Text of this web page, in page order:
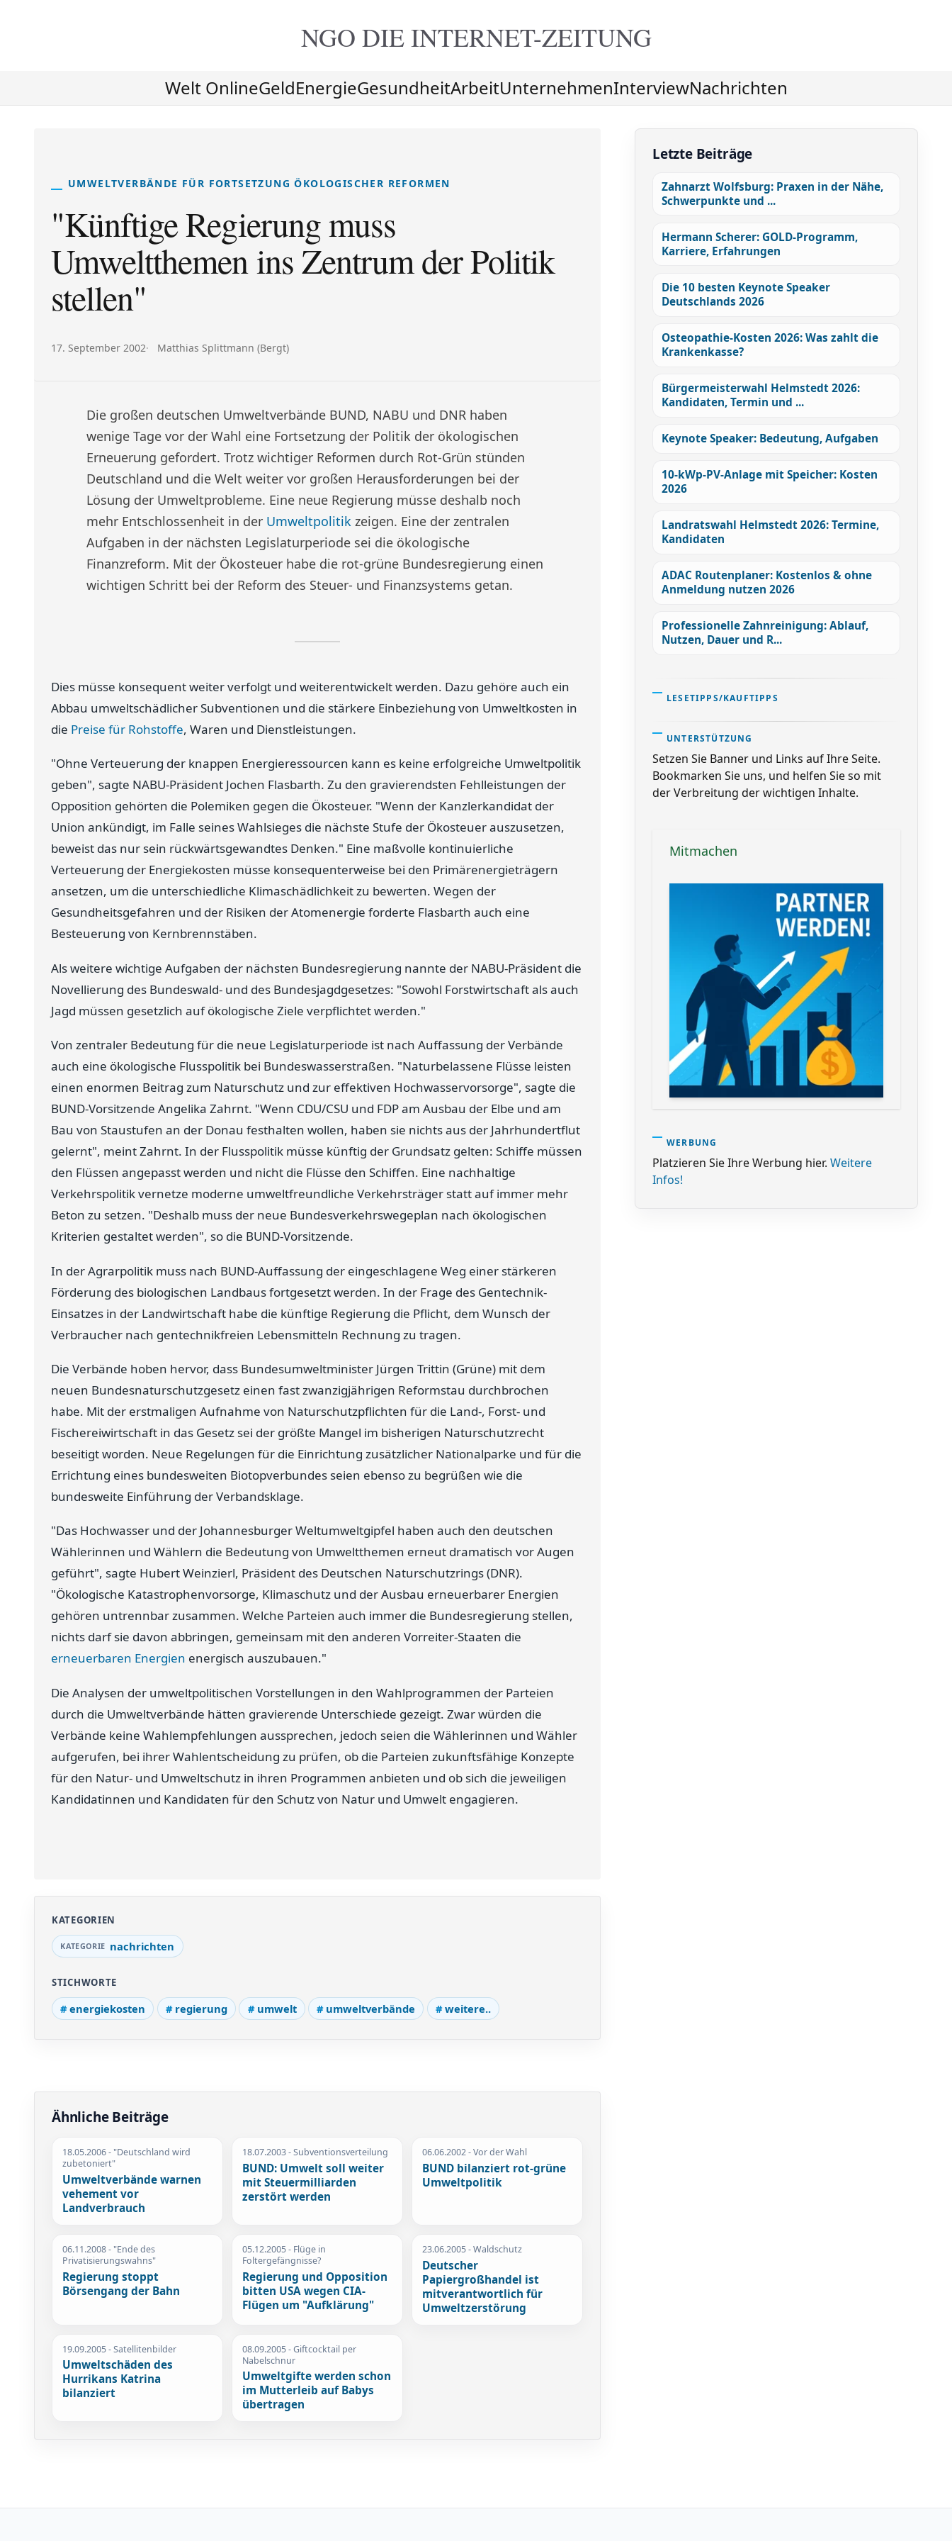
NGO DIEINTERNET-ZEITUNG
Welt OnlineGeldEnergieGesundheitArbeitUnternehmenInterviewNachrichten
UMWELTVERBÄNDE FÜR FORTSETZUNG ÖKOLOGISCHER REFORMEN
"Künftige Regierung muss
Umweltthemen ins Zentrum der Politik
stellen"
Veröffentlicht am:
17. September 2002 Autor:
Matthias Splittmann (Bergt)
Die großen deutschen Umweltverbände BUND, NABU und DNR haben
wenige Tage vor der Wahl eine Fortsetzung der Politik der ökologischen
Erneuerung gefordert. Trotz wichtiger Reformen durch Rot-Grün stünden
Deutschland und die Welt weiter vor großen Herausforderungen bei der
Lösung der Umweltprobleme. Eine neue Regierung müsse deshalb noch
mehr Entschlossenheit in der Umweltpolitik zeigen. Eine der zentralen
Aufgaben in der nächsten Legislaturperiode sei die ökologische
Finanzreform. Mit der Ökosteuer habe die rot-grüne Bundesregierung einen
wichtigen Schritt bei der Reform des Steuer- und Finanzsystems getan.
Dies müsse konsequent weiter verfolgt und weiterentwickelt werden. Dazu gehöre auch ein
Abbau umweltschädlicher Subventionen und die stärkere Einbeziehung von Umweltkosten in
die Preise für Rohstoffe, Waren und Dienstleistungen.
"Ohne Verteuerung der knappen Energieressourcen kann es keine erfolgreiche Umweltpolitik
geben", sagte NABU-Präsident Jochen Flasbarth. Zu den gravierendsten Fehlleistungen der
Opposition gehörten die Polemiken gegen die Ökosteuer. "Wenn der Kanzlerkandidat der
Union ankündigt, im Falle seines Wahlsieges die nächste Stufe der Ökosteuer auszusetzen,
beweist das nur sein rückwärtsgewandtes Denken." Eine maßvolle kontinuierliche
Verteuerung der Energiekosten müsse konsequenterweise bei den Primärenergieträgern
ansetzen, um die unterschiedliche Klimaschädlichkeit zu bewerten. Wegen der
Gesundheitsgefahren und der Risiken der Atomenergie forderte Flasbarth auch eine
Besteuerung von Kernbrennstäben.
Als weitere wichtige Aufgaben der nächsten Bundesregierung nannte der NABU-Präsident die
Novellierung des Bundeswald- und des Bundesjagdgesetzes: "Sowohl Forstwirtschaft als auch
Jagd müssen gesetzlich auf ökologische Ziele verpflichtet werden."
Von zentraler Bedeutung für die neue Legislaturperiode ist nach Auffassung der Verbände
auch eine ökologische Flusspolitik bei Bundeswasserstraßen. "Naturbelassene Flüsse leisten
einen enormen Beitrag zum Naturschutz und zur effektiven Hochwasservorsorge", sagte die
BUND-Vorsitzende Angelika Zahrnt. "Wenn CDU/CSU und FDP am Ausbau der Elbe und am
Bau von Staustufen an der Donau festhalten wollen, haben sie nichts aus der Jahrhundertflut
gelernt", meint Zahrnt. In der Flusspolitik müsse künftig der Grundsatz gelten: Schiffe müssen
den Flüssen angepasst werden und nicht die Flüsse den Schiffen. Eine nachhaltige
Verkehrspolitik vernetze moderne umweltfreundliche Verkehrsträger statt auf immer mehr
Beton zu setzen. "Deshalb muss der neue Bundesverkehrswegeplan nach ökologischen
Kriterien gestaltet werden", so die BUND-Vorsitzende.
In der Agrarpolitik muss nach BUND-Auffassung der eingeschlagene Weg einer stärkeren
Förderung des biologischen Landbaus fortgesetzt werden. In der Frage des Gentechnik-
Einsatzes in der Landwirtschaft habe die künftige Regierung die Pflicht, dem Wunsch der
Verbraucher nach gentechnikfreien Lebensmitteln Rechnung zu tragen.
Die Verbände hoben hervor, dass Bundesumweltminister Jürgen Trittin (Grüne) mit dem
neuen Bundesnaturschutzgesetz einen fast zwanzigjährigen Reformstau durchbrochen
habe. Mit der erstmaligen Aufnahme von Naturschutzpflichten für die Land-, Forst- und
Fischereiwirtschaft in das Gesetz sei der größte Mangel im bisherigen Naturschutzrecht
beseitigt worden. Neue Regelungen für die Einrichtung zusätzlicher Nationalparke und für die
Errichtung eines bundesweiten Biotopverbundes seien ebenso zu begrüßen wie die
bundesweite Einführung der Verbandsklage.
"Das Hochwasser und der Johannesburger Weltumweltgipfel haben auch den deutschen
Wählerinnen und Wählern die Bedeutung von Umweltthemen erneut dramatisch vor Augen
geführt", sagte Hubert Weinzierl, Präsident des Deutschen Naturschutzrings (DNR).
"Ökologische Katastrophenvorsorge, Klimaschutz und der Ausbau erneuerbarer Energien
gehören untrennbar zusammen. Welche Parteien auch immer die Bundesregierung stellen,
nichts darf sie davon abbringen, gemeinsam mit den anderen Vorreiter-Staaten die
erneuerbaren Energien energisch auszubauen."
Die Analysen der umweltpolitischen Vorstellungen in den Wahlprogrammen der Parteien
durch die Umweltverbände hätten gravierende Unterschiede gezeigt. Zwar würden die
Verbände keine Wahlempfehlungen aussprechen, jedoch seien die Wählerinnen und Wähler
aufgerufen, bei ihrer Wahlentscheidung zu prüfen, ob die Parteien zukunftsfähige Konzepte
für den Natur- und Umweltschutz in ihren Programmen anbieten und ob sich die jeweiligen
Kandidatinnen und Kandidaten für den Schutz von Natur und Umwelt engagieren.
KATEGORIEN
nachrichten
STICHWORTE
energiekosten regierung umwelt umweltverbände weitere..
Ähnliche Beiträge
18.05.2006- "Deutschland wird
zubetoniert"
Umweltverbände warnen
vehement vor
Landverbrauch
18.07.2003- Subventionsverteilung
BUND: Umwelt soll weiter
mit Steuermilliarden
zerstört werden
06.06.2002- Vor der Wahl
BUND bilanziert rot-grüne
Umweltpolitik
06.11.2008- "Ende des
Privatisierungswahns"
Regierung stoppt
Börsengang der Bahn
05.12.2005- Flüge in
Foltergefängnisse?
Regierung und Opposition
bitten USA wegen CIA-
Flügen um "Aufklärung"
23.06.2005- Waldschutz
Deutscher
Papiergroßhandel ist
mitverantwortlich für
Umweltzerstörung
19.09.2005- Satellitenbilder
Umweltschäden des
Hurrikans Katrina
bilanziert
08.09.2005- Giftcocktail per
Nabelschnur
Umweltgifte werden schon
im Mutterleib auf Babys
übertragen
Letzte Beiträge
Zahnarzt Wolfsburg: Praxen in der Nähe,
Schwerpunkte und ...
Hermann Scherer: GOLD-Programm,
Karriere, Erfahrungen
Die 10 besten Keynote Speaker
Deutschlands 2026
Osteopathie-Kosten 2026: Was zahlt die
Krankenkasse?
Bürgermeisterwahl Helmstedt 2026:
Kandidaten, Termin und ...
Keynote Speaker: Bedeutung, Aufgaben
10-kWp-PV-Anlage mit Speicher: Kosten
2026
Landratswahl Helmstedt 2026: Termine,
Kandidaten
ADAC Routenplaner: Kostenlos & ohne
Anmeldung nutzen 2026
Professionelle Zahnreinigung: Ablauf,
Nutzen, Dauer und R...
LESETIPPS/KAUFTIPPS
UNTERSTÜTZUNG
Setzen Sie Banner und Links auf Ihre Seite.
Bookmarken Sie uns, und helfen Sie so mit
der Verbreitung der wichtigen Inhalte.
Mitmachen
WERBUNG
Platzieren Sie Ihre Werbung hier. Weitere
Infos!